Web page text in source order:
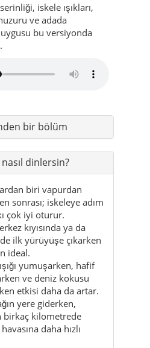
iskele ışıkları,
ve adada
bu versiyonda
bir bölüm
nasıl dinlersin?
biri vapurdan
sonrası; iskeleye adım
çok iyi oturur.
kıyısında ya da
ilk yürüyüşe çıkarken
ideal.
yumuşarken, hafif
ve deniz kokusu
etkisi daha da artar.
yere giderken,
birkaç kilometrede
daha hızlı